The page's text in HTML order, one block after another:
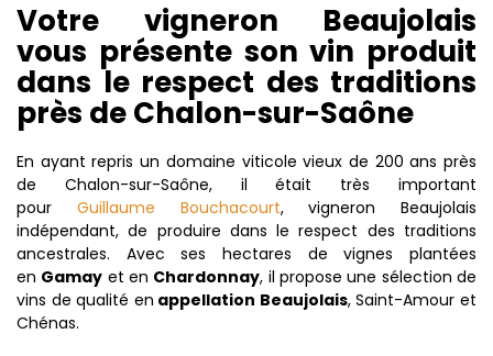
Votre vigneron Beaujolais
vous présente son vin produit
dans le respect des traditions
près de Chalon-sur-Saône
En ayant repris un domaine viticole vieux de 200 ans près
de Chalon-sur-Saône, il était très important
pour Guillaume Bouchacourt, vigneron Beaujolais
indépendant, de produire dans le respect des traditions
ancestrales. Avec ses hectares de vignes plantées
en Gamay et en Chardonnay, il propose une sélection de
vins de qualité en appellation Beaujolais, Saint-Amour et
Chénas.